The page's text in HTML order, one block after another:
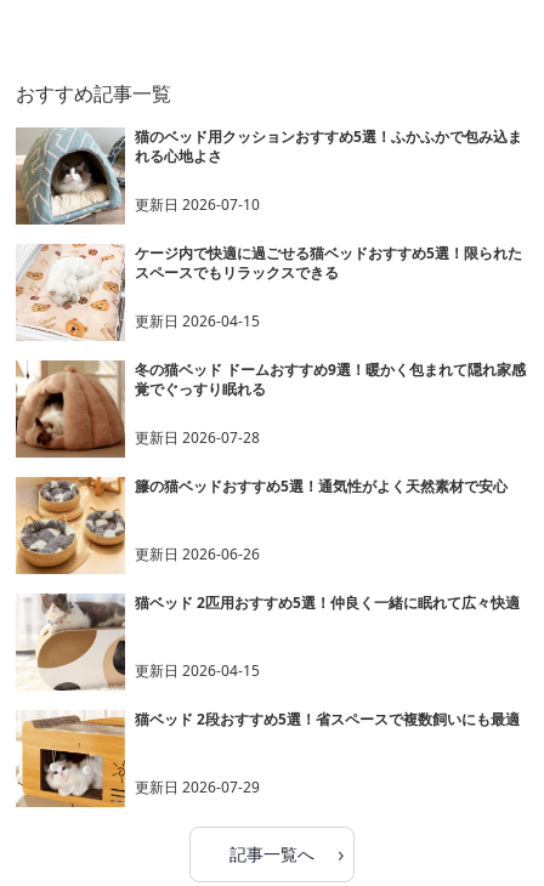
おすすめ記事一覧
猫のベッド用クッションおすすめ5選！ふかふかで包み込ま
れる心地よさ
更新日2026-07-10
ケージ内で快適に過ごせる猫ベッドおすすめ5選！限られた
スペースでもリラックスできる
更新日2026-04-15
冬の猫ベッド ドームおすすめ9選！暖かく包まれて隠れ家感
覚でぐっすり眠れる
更新日2026-07-28
籐の猫ベッドおすすめ5選！通気性がよく天然素材で安心
更新日2026-06-26
猫ベッド 2匹用おすすめ5選！仲良く一緒に眠れて広々快適
更新日2026-04-15
猫ベッド 2段おすすめ5選！省スペースで複数飼いにも最適
更新日2026-07-29
記事一覧へ ›